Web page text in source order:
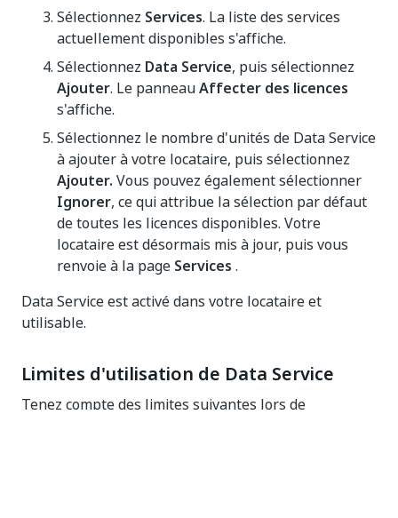
Sélectionnez Services. La liste des services
actuellement disponibles s'affiche.
Sélectionnez Data Service, puis sélectionnez
Ajouter. Le panneauAffecter des licences
s'affiche.
Sélectionnez le nombre d'unités de Data Service
à ajouter à votre locataire, puis sélectionnez
Ajouter. Vous pouvez également sélectionner
Ignorer, ce qui attribue la sélection par défaut
de toutes les licences disponibles. Votre
locataire est désormais mis à jour, puis vous
renvoie à la page Services .
Data Service est activé dans votre locataire et
utilisable.
Limites d'utilisation de Data Service
Tenez compte des limites suivantes lors de